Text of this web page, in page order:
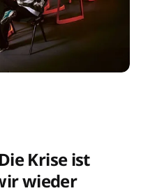
Krise ist
wieder